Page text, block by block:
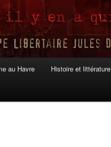
au Havre Histoire et littérature